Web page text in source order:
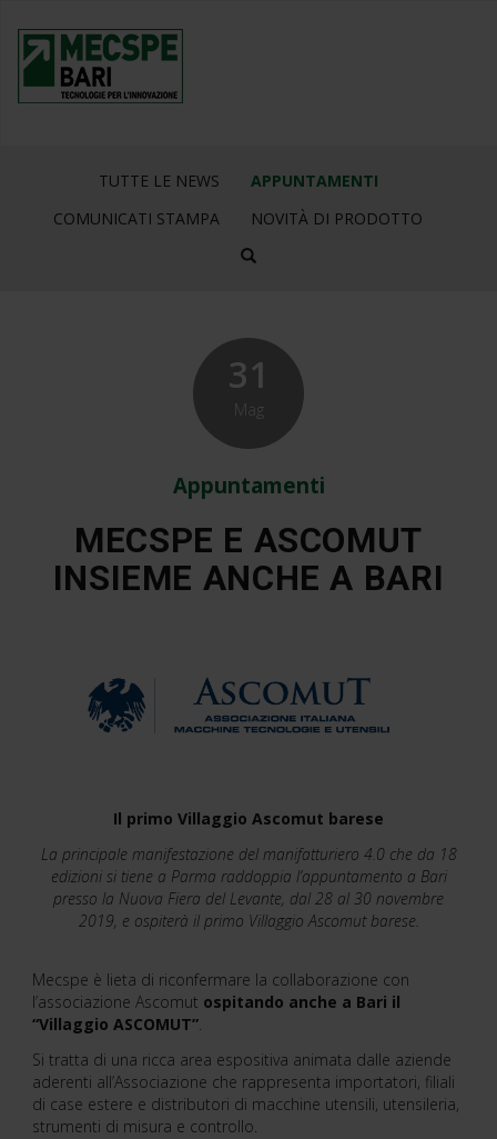
TUTTE LE NEWS
APPUNTAMENTI
COMUNICATI STAMPA
NOVITÀ DI PRODOTTO
31
Mag
Appuntamenti
MECSPE E ASCOMUT
INSIEME ANCHE A BARI
Il primo Villaggio Ascomut barese
La principale manifestazione del manifatturiero 4.0 che da 18
edizioni si tiene a Parma raddoppia l’appuntamento a Bari
presso la Nuova Fiera del Levante, dal 28 al 30 novembre
2019, e ospiterà il primo Villaggio Ascomut barese.
Mecspe è lieta di riconfermare la collaborazione con
l’associazione Ascomut ospitando anche a Bari il
“Villaggio ASCOMUT”
Si tratta di una ricca area espositiva animata dalle aziende
aderenti all’Associazione che rappresenta importatori, filiali
di case estere e distributori di macchine utensili, utensileria,
strumenti di misura e controllo.